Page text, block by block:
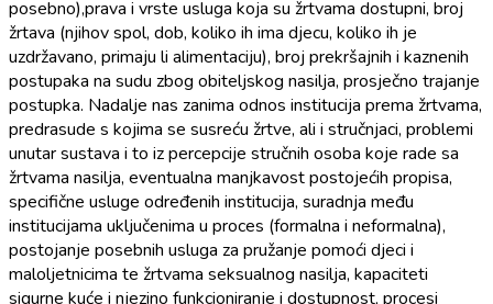
posebno),prava i vrste usluga koja su žrtvama dostupni, broj
žrtava (njihov spol, dob, koliko ih ima djecu, koliko ih je
uzdržavano, primaju li alimentaciju), broj prekršajnih i kaznenih
postupaka na sudu zbog obiteljskog nasilja, prosječno trajanje
postupka. Nadalje nas zanima odnos institucija prema žrtvama,
predrasude s kojima se susreću žrtve, ali i stručnjaci, problemi
unutar sustava i to iz percepcije stručnih osoba koje rade sa
žrtvama nasilja, eventualna manjkavost postojećih propisa,
specifične usluge određenih institucija, suradnja među
institucijama uključenima u proces (formalna i neformalna),
postojanje posebnih usluga za pružanje pomoći djeci i
maloljetnicima te žrtvama seksualnog nasilja, kapaciteti
sigurne kuće i njezino funkcioniranje i dostupnost, procesi